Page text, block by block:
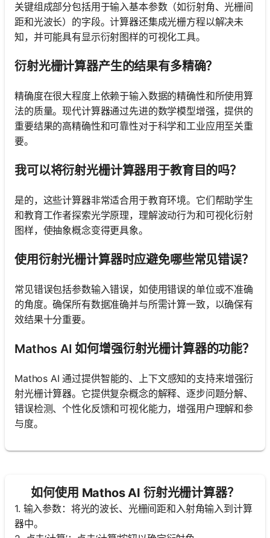
关键组成部分包括用于输入基本参数（如衍射角、光栅间
距和光波长）的字段。计算器还集成光栅方程以解决未
知，并可能具有显示衍射图样的可视化工具。
衍射光栅计算器产生的结果有多精确？
精确度在很大程度上依赖于输入数据的精确性和所使用算
法的质量。现代计算器通过先进的数学模型增强，提供的
重要结果的高精确性和可靠性对于科学和工业应用至关重
要。
我可以将衍射光栅计算器用于教育目的吗？
是的，这些计算器非常适合用于教育环境。它们帮助学生
和教育工作者探索光学原理，理解波动行为和可视化衍射
图样，使抽象概念变得更具象。
使用衍射光栅计算器时应避免哪些常见错误？
常见错误包括参数输入错误，如使用错误的单位或不准确
的角度。确保所有数据准确并与所需计算一致，以确保有
效结果十分重要。
Mathos AI 如何增强衍射光栅计算器的功能？
Mathos AI 通过提供智能的、上下文感知的支持来增强衍
射光栅计算器。它提供复杂概念的解释、逐步问题分解、
错误检测、个性化反馈和可视化能力，增强用户理解和参
与度。
如何使用 Mathos AI 衍射光栅计算器？
1. 输入参数：将光的波长、光栅间距和入射角输入到计算
器中。